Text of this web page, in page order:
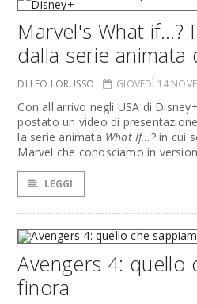
Marvel's What if…?
dalla serie animata
DI LEO LORUSSO GIOVEDÌ 14
Con all'arrivo negli USA di
postato un video di
la serie animata What If…? in cui
Marvel che conosciamo in
LEGGI
Avengers 4: quello
finora